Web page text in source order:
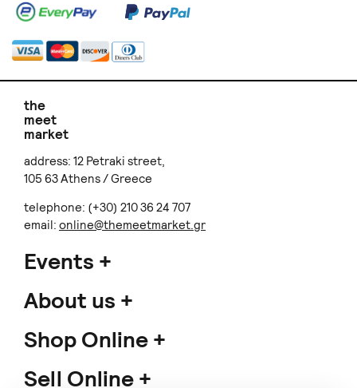
the
meet
market
address: 12 Petraki street,
105 63 Athens / Greece
telephone: (+30) 210 36 24 707
email: online@themeetmarket.gr
Events
About us
Shop Online
Sell Online